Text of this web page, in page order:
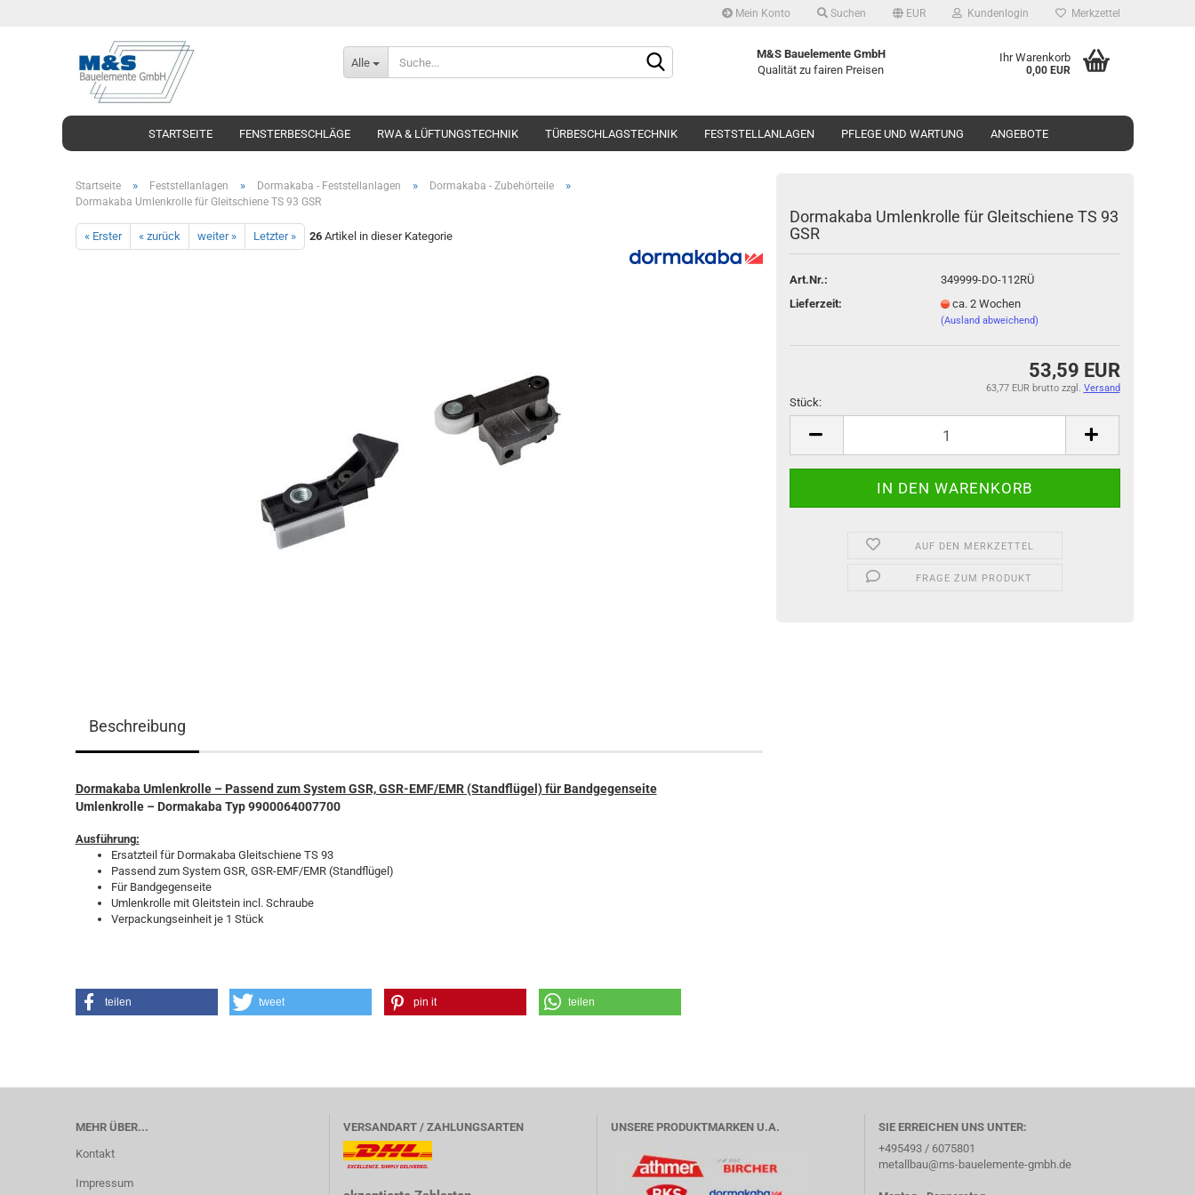
Mein Konto Suchen EUR
Währung auswählen
Lieferland
Kundenlogin
Konto erstellen
Passwort vergessen?
Merkzettel
Alle
M&S Bauelemente GmbH
Qualität zu fairen Preisen
Ihr Warenkorb
0,00 EUR
STARTSEITE FENSTERBESCHLÄGE RWA & LÜFTUNGSTECHNIK TÜRBESCHLAGSTECHNIK FESTSTELLANLAGEN PFLEGE UND WARTUNG ANGEBOTE
Startseite » Feststellanlagen » Dormakaba - Feststellanlagen » Dormakaba - Zubehörteile »
Dormakaba Umlenkrolle für Gleitschiene TS 93 GSR
« Erster « zurück weiter » Letzter » 26Artikel in dieser Kategorie
Dor­ma­ka­ba Um­lenk­rol­le für Gleit­schie­ne TS 93
GSR
Art.Nr.:
349999-DO-112RÜ
Lieferzeit:
ca. 2 Wochen
(Ausland abweichend)
53,59 EUR
63,77 EUR bruttozzgl. Versand
Stück:
Stück
AUF DEN MERKZETTEL
FRAGE ZUM PRODUKT
Beschreibung
Dormakaba Umlenkrolle – Passend zum System GSR, GSR-EMF/EMR (Standflügel) für Bandgegenseite
Umlenkrolle – Dormakaba Typ 9900064007700
Ausführung:
Ersatzteil für Dormakaba Gleitschiene TS 93
Passend zum System GSR, GSR-EMF/EMR (Standflügel)
Für Bandgegenseite
Umlenkrolle mit Gleitstein incl. Schraube
Verpackungseinheit je 1 Stück
teilen tweet pin it teilen
MEHR ÜBER...
Kontakt
Impressum
VERSANDART / ZAHLUNGSARTEN UNSERE PRODUKTMARKEN U.A.
SIE ERREICHEN UNS UNTER:
+495493 / 6075801
metallbau@ms-bauelemente-gmbh.de